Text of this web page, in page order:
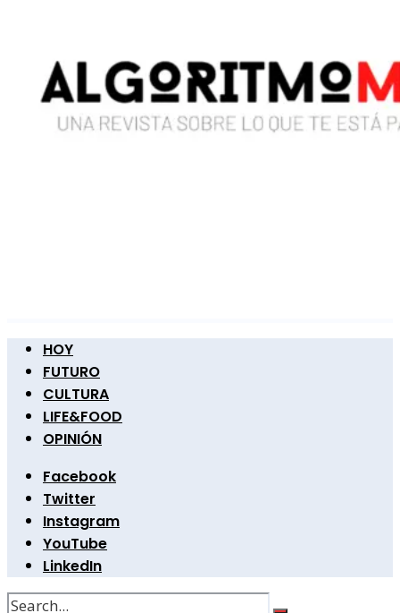
HOY
FUTURO
CULTURA
LIFE&FOOD
OPINIÓN
Facebook
Twitter
Instagram
YouTube
LinkedIn